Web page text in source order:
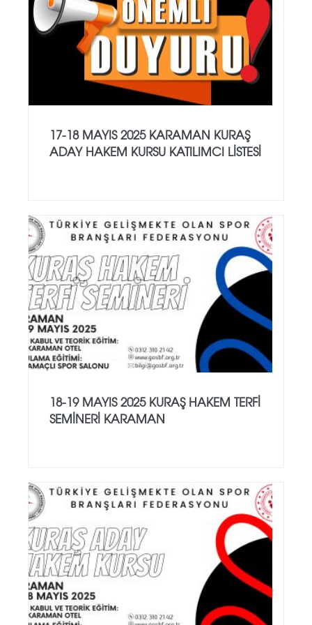
17-18 MAYIS 2025 KARAMAN KURAŞ
ADAY HAKEM KURSU KATILIMCI LİSTESİ
18-19 MAYIS 2025 KURAŞ HAKEM TERFİ
SEMİNERİ KARAMAN